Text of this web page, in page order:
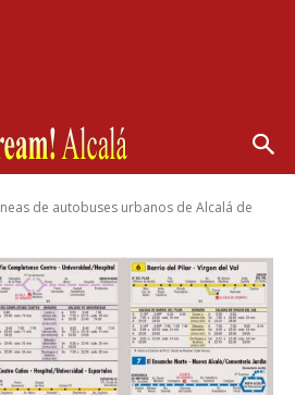
de autobuses urbanos de Alcalá de